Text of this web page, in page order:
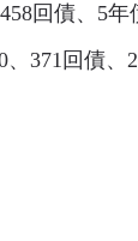
回債、5年
371回債